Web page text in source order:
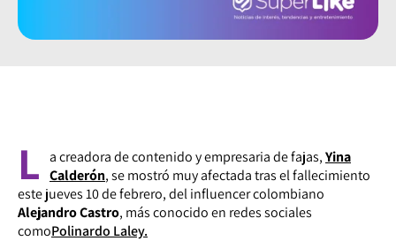
L a creadora de contenido y empresaria de fajas,Yina
Calderón, se mostró muy afectada tras el fallecimiento
este jueves 10 de febrero, del influencer colombiano
Alejandro Castro, más conocido en redes sociales
comoPolinardo Laley.